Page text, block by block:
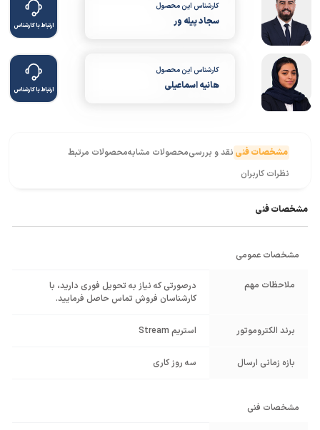
کارشناس این محصول
سجاد پیله ور ارتباط با کارشناس
کارشناس این محصول
هانیه اسماعیلی ارتباط با کارشناس
مشخصات فنی نقد و بررسیمحصولات مشابهمحصولات مرتبط
نظرات کاربران
مشخصات فنی
مشخصات عمومی
ملاحظات مهم
درصورتی که نیاز به تحویل فوری دارید، با
کارشناسان فروش تماس حاصل فرمایید.
برند الکتروموتور استریم Stream
بازه زمانی ارسال سه روز کاری
مشخصات فنی